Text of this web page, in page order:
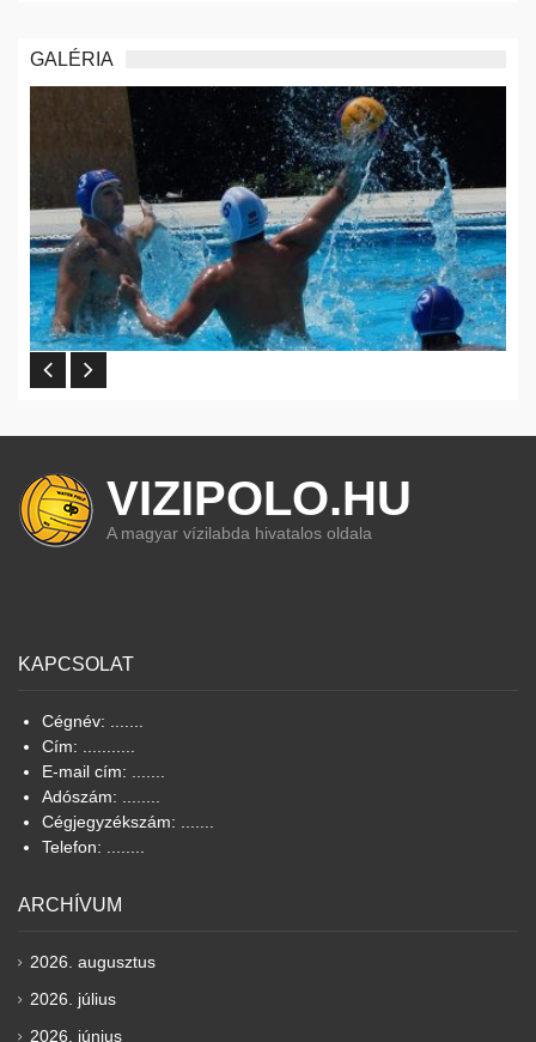
GALÉRIA
VIZIPOLO.HU
A magyar vízilabda hivatalos oldala
KAPCSOLAT
Cégnév: .......
Cím: ...........
E-mail cím: .......
Adószám: ........
Cégjegyzékszám: .......
Telefon: ........
ARCHÍVUM
2026. augusztus
2026. július
2026. június